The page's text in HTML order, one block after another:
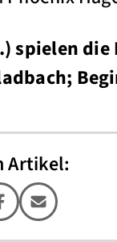
spielen
Artikel: